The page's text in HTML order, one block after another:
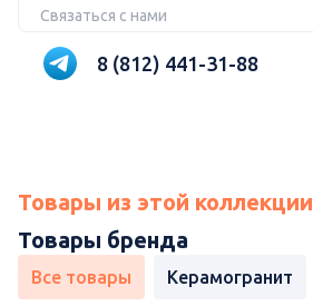
Связаться с нами
8 (812) 441-31-88
Товары из этой коллекции
Товары бренда
Все товары Керамогранит